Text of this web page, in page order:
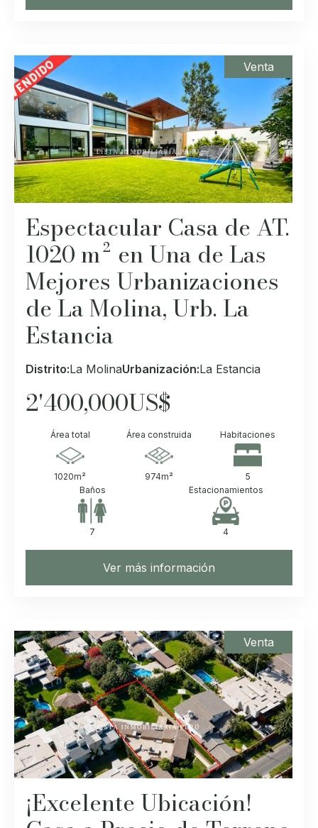
Venta
Espectacular Casa de AT.
1020 m² en Una de Las
Mejores Urbanizaciones
de La Molina, Urb. La
Estancia
Distrito:La MolinaUrbanización:La Estancia
2'400,000US$
Área total
1020m²
Área construida
974m²
Habitaciones
5
Baños
7
Estacionamientos
4
Ver más información
Venta
¡Excelente Ubicación!